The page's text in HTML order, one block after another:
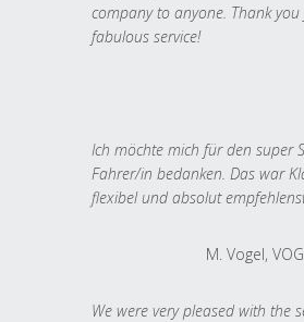
company to anyone. Thank you
fabulous service!
Ich möchte mich für den super
Fahrer/in bedanken. Das war
flexibel und absolut
M. Vogel,
We were very pleased with the